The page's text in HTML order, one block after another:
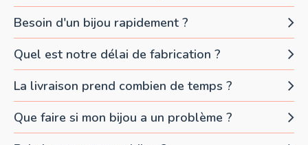
Besoin d'un bijou rapidement ?
Quel est notre délai de fabrication ?
La livraison prend combien de temps ?
Que faire si mon bijou a un problème ?